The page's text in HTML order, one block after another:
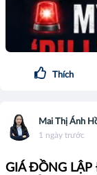
Thích
Mai Thị Ánh
1 ngày trước
GIÁ ĐỒNG